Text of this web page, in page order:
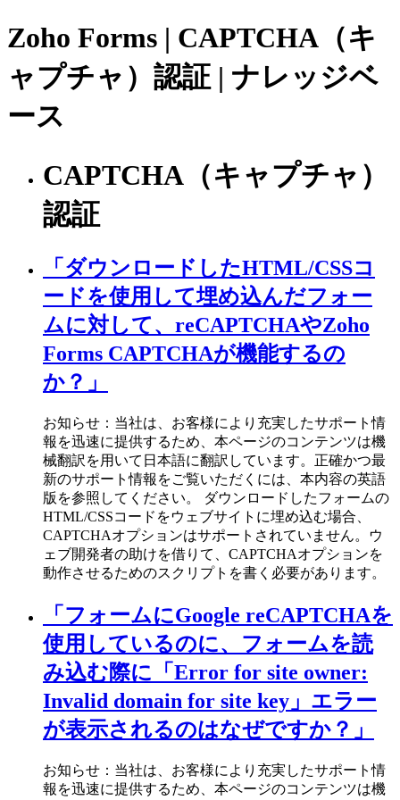
Zoho Forms | CAPTCHA（キ
ャプチャ）認証 | ナレッジベ
ース
CAPTCHA（キャプチャ）
認証
「ダウンロードしたHTML/CSSコ
ードを使用して埋め込んだフォー
ムに対して、reCAPTCHAやZoho
Forms CAPTCHAが機能するの
か？」
お知らせ：当社は、お客様により充実したサポート情
報を迅速に提供するため、本ページのコンテンツは機
械翻訳を用いて日本語に翻訳しています。正確かつ最
新のサポート情報をご覧いただくには、本内容の英語
版を参照してください。 ダウンロードしたフォームの
HTML/CSSコードをウェブサイトに埋め込む場合、
CAPTCHAオプションはサポートされていません。ウ
ェブ開発者の助けを借りて、CAPTCHAオプションを
動作させるためのスクリプトを書く必要があります。
「フォームにGoogle reCAPTCHAを
使用しているのに、フォームを読
み込む際に「Error for site owner:
Invalid domain for site key」エラー
が表示されるのはなぜですか？」
お知らせ：当社は、お客様により充実したサポート情
報を迅速に提供するため、本ページのコンテンツは機